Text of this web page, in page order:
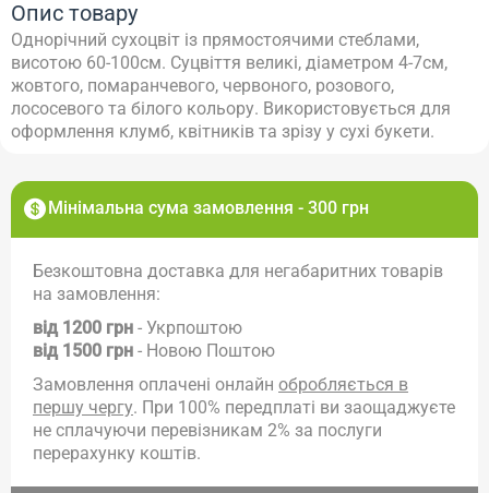
Мінімальна сума замовлення - 300 грн
Безкоштовна доставка для негабаритних товарів
на замовлення:
від 1200 грн - Укрпоштою
від 1500 грн - Новою Поштою
Замовлення оплачені онлайн обробляється в
першу чергу. При 100% передплаті ви заощаджуєте
не сплачуючи перевізникам 2% за послуги
перерахунку коштів.
Опис товару
Однорічний сухоцвіт із прямостоячими стеблами,
висотою 60-100см. Суцвіття великі, діаметром 4-7см,
жовтого, помаранчевого, червоного, розового,
лососевого та білого кольору. Використовується для
оформлення клумб, квітників та зрізу у сухі букети.